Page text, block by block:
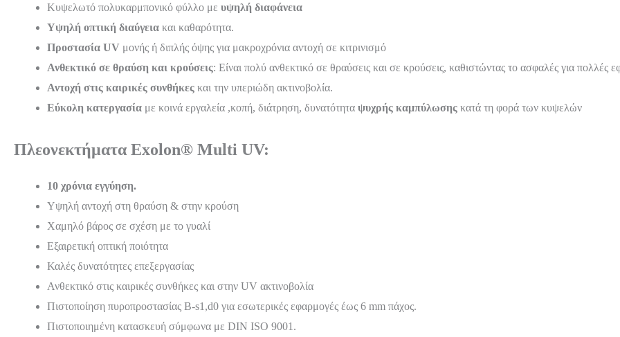
Κυψελωτό πολυκαρμπονικό φύλλο με υψηλή διαφάνεια
Υψηλή οπτική διαύγεια και καθαρότητα.
Προστασία UV μονής ή διπλής όψης για μακροχρόνια αντοχή σε κιτρινισμό
Ανθεκτικό σε θραύση και κρούσεις: Είναι πολύ ανθεκτικό σε θραύσεις και σε κρούσεις, καθιστώντας το ασφαλές για πολλές
Αντοχή στις καιρικές συνθήκες και την υπεριώδη ακτινοβολία.
Εύκολη κατεργασία με κοινά εργαλεία ,κοπή, διάτρηση, δυνατότητα ψυχρής καμπύλωσης κατά τη φορά των κυψελών
Πλεονεκτήματα Exolon® Multi UV:
10 χρόνια εγγύηση.
Υψηλή αντοχή στη θραύση & στην κρούση
Χαμηλό βάρος σε σχέση με το γυαλί
Εξαιρετική οπτική ποιότητα
Καλές δυνατότητες επεξεργασίας
Ανθεκτικό στις καιρικές συνθήκες και στην UV ακτινοβολία
Πιστοποίηση πυροπροστασίας B-s1,d0 για εσωτερικές εφαρμογές έως 6 mm πάχος.
Πιστοποιημένη κατασκευή σύμφωνα με DIN ISO 9001.